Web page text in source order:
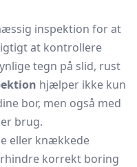
inspektion for at
at kontrollere
tegn på slid, rust
hjælper ikke kun
bor, men også med
brug.
eller knækkede
korrekt boring